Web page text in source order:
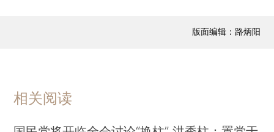
版面编辑：路炳阳
相关阅读